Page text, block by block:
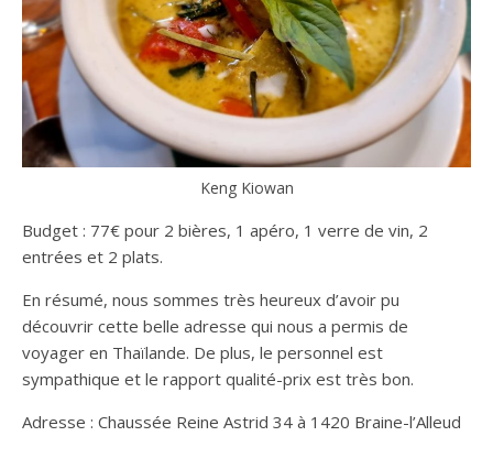
Keng Kiowan
Budget : 77€ pour 2 bières, 1 apéro, 1 verre de vin, 2
entrées et 2 plats.
En résumé, nous sommes très heureux d’avoir pu
découvrir cette belle adresse qui nous a permis de
voyager en Thaïlande. De plus, le personnel est
sympathique et le rapport qualité-prix est très bon.
Adresse : Chaussée Reine Astrid 34 à 1420 Braine-l’Alleud